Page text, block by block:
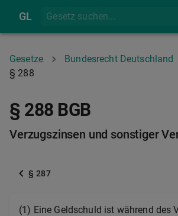
GL
Gesetze Bundesrecht Deutschland
§ 288
§ 288 BGB
Verzugszinsen und sonstiger
§ 287
(1) Eine Geldschuld ist während des